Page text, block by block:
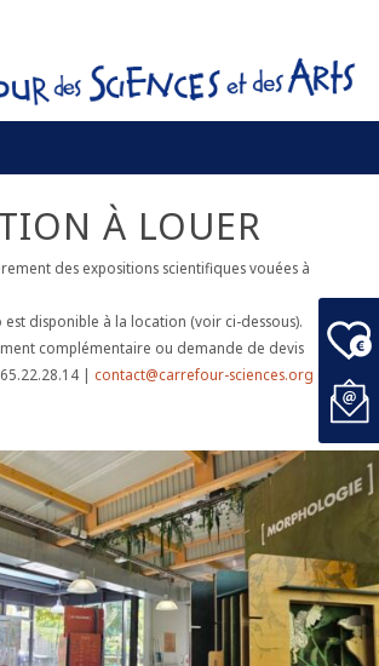
À LOUER
des expositions scientifiques vouées à
disponible à la location (voir ci-dessous).
complémentaire ou demande de devis
| contact@carrefour-sciences.org